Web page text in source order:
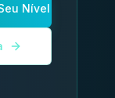
Nível